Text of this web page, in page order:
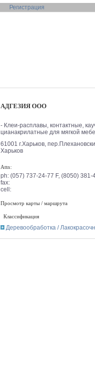
Регистрация
АДГЕЗИЯ ООО
- Клеи-расплавы, контактные,
цианакрилатные для мягкой
61001 г.Харьков,
Харьков
Attn:
ph: (057) 737-24-77 F, (8050) 381-
fax:
cell:
Просмотр карты / маршрута
Классификация
Деревообработка /